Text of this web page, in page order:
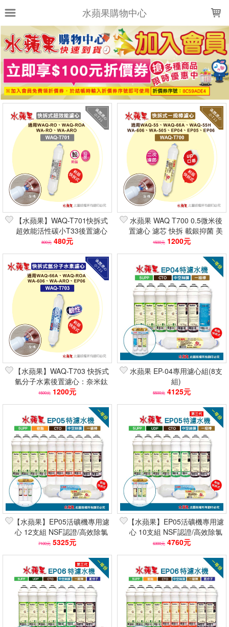
水蘋果購物中心
上架時間 銷售件數 銷售價格
樣式尺寸篩選
全部樣式
全部尺寸
【水蘋果】WAQ-T701快拆式
超效能活性碳小T33後置濾心
(適用WAQ-RO)除鉛抑菌/頂級
活性碳
800元 480元
水蘋果 WAQ T700 0.5微米後
置濾心 濾芯 快拆 載銀抑菌 美
國活性碳 除氯 快速到貨
1500元 1200元
【水蘋果】WAQ-T703 快拆式
氫分子水素後置濾心：奈米鈦
鎂合金、提升鹼性負電位
1500元 1200元
水蘋果 EP-04專用濾心組(8支
組)
5500元 4125元
【水蘋果】EP05活礦機專用濾
心 12支組 NSF認證/高效除氯
快速到貨/可刷卡分期
7100元 5325元
【水蘋果】EP05活礦機專用濾
心 10支組 NSF認證/高效除氯
快速到貨/可刷卡分期
6300元 4760元